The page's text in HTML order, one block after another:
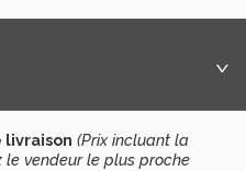
›
livraison (Prix incluant la
le vendeur le plus proche